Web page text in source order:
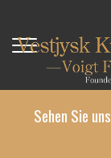
Inhalt
Sehen Sie